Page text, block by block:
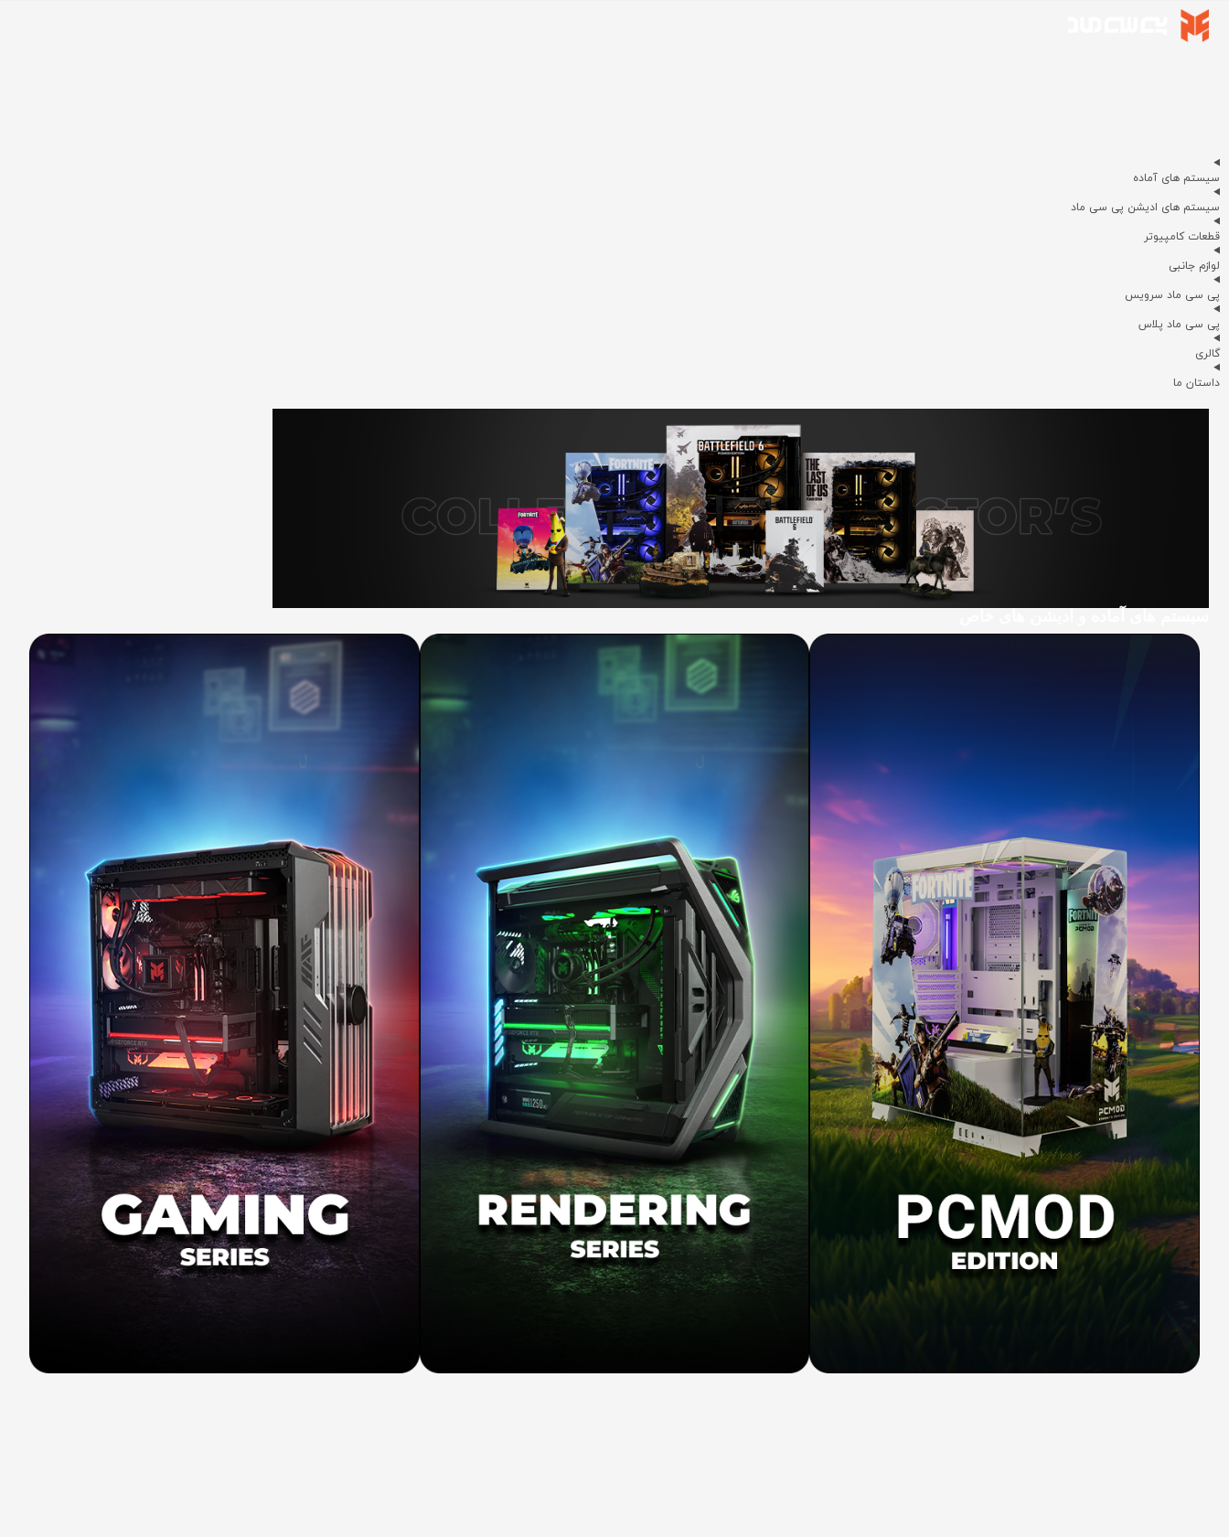
سیستم های آماده
سیستم های ادیشن پی سی ماد
قطعات کامپیوتر
لوازم جانبی
پی سی ماد سرویس
پی سی ماد پلاس
گالری
داستان ما